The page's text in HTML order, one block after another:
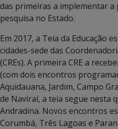
das primeiras a implementar
pesquisa no Estado.
Em 2017, a Teia da Educação
cidades-sede das
(CREs). A primeira CRE a
(com dois encontros
Aquidauana, Jardim, Campo
de Naviraí, a teia segue nesta
Andradina. Novos encontros
Corumbá, Três Lagoas e